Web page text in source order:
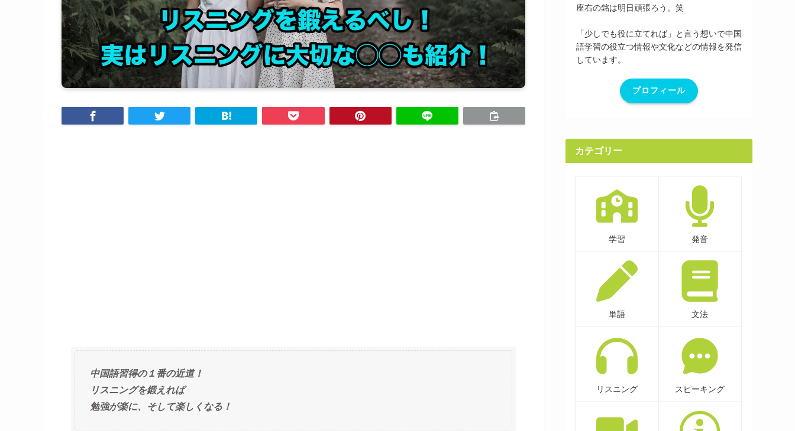
中国語習得の１番の近道！
リスニングを鍛えれば
勉強が楽に、そして楽しくなる！
座右の銘は明日頑張ろう。笑
「少しでも役に立てれば」と言う想いで中国
語学習の役立つ情報や文化などの情報を発信
しています。
プロフィール
カテゴリー
学習 発音
単語 文法
リスニング スピーキング